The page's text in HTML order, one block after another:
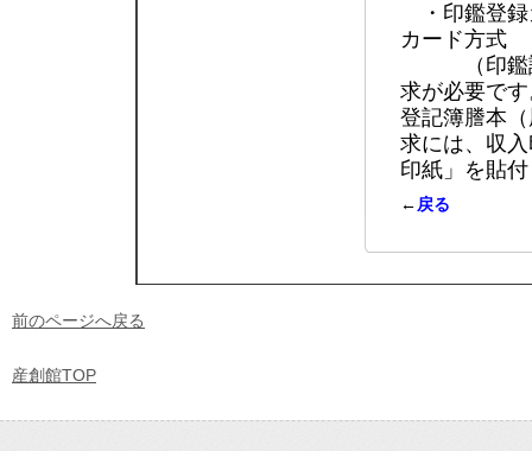
・印鑑登録
カード方式
（印鑑証
求が必要で
登記簿謄本
求には、収
印紙」を貼
← 戻る
前のページへ戻る
産創館TOP